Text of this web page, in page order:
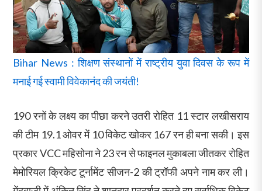
Bihar News : शिक्षण संस्थानों में राष्ट्रीय युवा दिवस के रूप में
मनाई गई स्वामी विवेकानंद की जयंती!
190 रनों के लक्ष्य का पीछा करने उतरी रोहित 11 स्टार लखीसराय
की टीम 19.1 ओवर में 10 विकेट खोकर 167 रन ही बना सकी। इस
प्रकार VCC महिसोना ने 23 रन से फाइनल मुकाबला जीतकर रोहित
मेमोरियल क्रिकेट टूर्नामेंट सीजन-2 की ट्रॉफी अपने नाम कर ली।